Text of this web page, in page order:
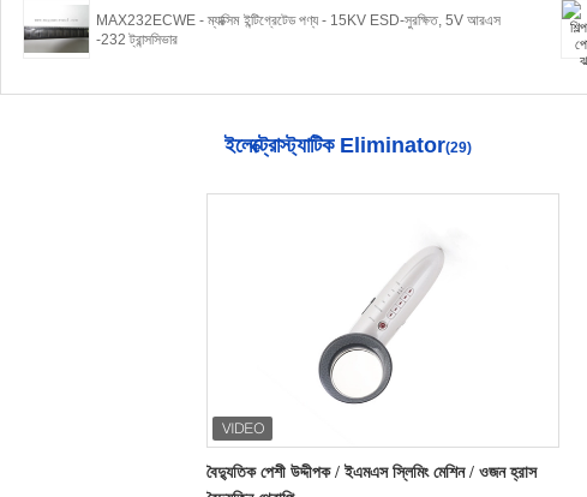
MAX232ECWE - ম্যাক্সিম ইন্টিগ্রেটেড পণ্য - 15KV ESD-সুরক্ষিত, 5V আরএস
-232 ট্রান্সসিভার
ইলেক্ট্রোস্ট্যাটিক Eliminator(29)
বৈদ্যুতিক পেশী উদ্দীপক / ইএমএস স্লিমিং মেশিন / ওজন হ্রাস